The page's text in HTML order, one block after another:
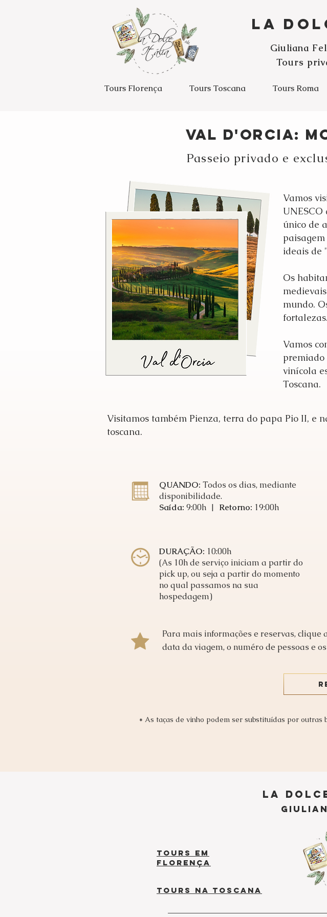
La
Giuliana
Tours
Tours Florença Tours Toscana Tours Roma
Val d'orcia:
Passeio privado e
Vamos
único de
ideais de
Os
mundo.
fortalezas.
Vamos
vinícola
Toscana.
Visitamos também Pienza, terra do papa Pio II, e
toscana.
QUANDO: Todos os dias, mediante
disponibilidade.
Saída: 9:00h | Retorno: 19:00h
DURAÇÃO: 10:00h
(As 10h de serviço iniciam a partir do
pick up, ou seja a partir do momento
no qual passamos na sua
hospedagem)
Para mais informações e reservas,
data da viagem, o numéro de pessoas e
* As taças de vinho podem ser substituídas por
La
G
Tours em
Florença
Tours na TOSCANA